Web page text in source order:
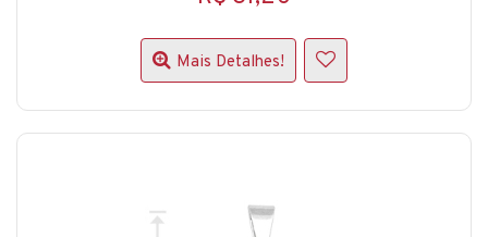
Mais Detalhes!